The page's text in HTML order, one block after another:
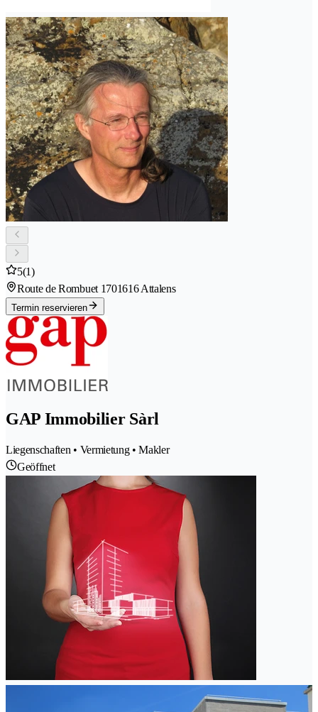
5(1)
Route de Rombuet 1701616 Attalens
Termin reservieren
GAP Immobilier Sàrl
Liegenschaften • Vermietung • Makler
Geöffnet